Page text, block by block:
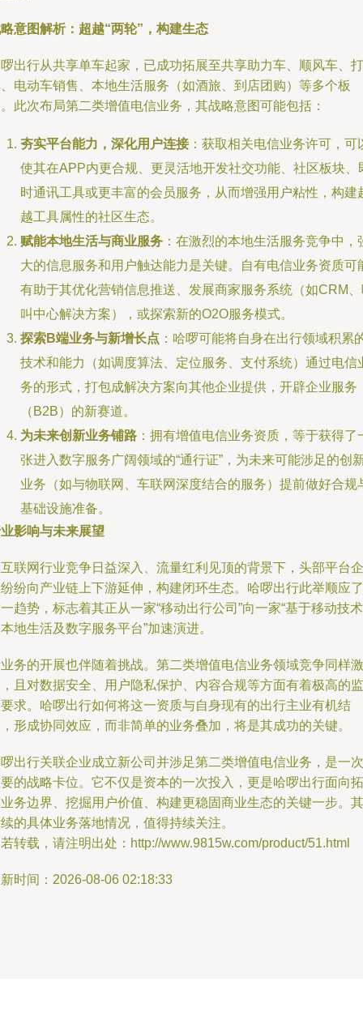
意图解析：超越“两轮”，构建生态
出行从共享单车起家，已成功拓展至共享助力车、顺风车、打
电动车销售、本地生活服务（如酒旅、到店团购）等多个板
此次布局第二类增值电信业务，其战略意图可能包括：
夯实平台能力，深化用户连接：获取相关电信业务许可，可
使其在APP内更合规、更灵活地开发社交功能、社区板块、
时通讯工具或更丰富的会员服务，从而增强用户粘性，构建
越工具属性的社区生态。
赋能本地生活与商业服务 ：在激烈的本地生活服务竞争中，
大的信息服务和用户触达能力是关键。自有电信业务资质可
有助于其优化营销信息推送、发展商家服务系统（如CRM
叫中心解决方案），或探索新的O2O服务模式。
探索B端业务与新增长点 ：哈啰可能将自身在出行领域积累
技术和能力（如调度算法、定位服务、支付系统）通过电信
务的形式，打包成解决方案向其他企业提供，开辟企业服务
（B2B）的新赛道。
为未来创新业务铺路 ：拥有增值电信业务资质，等于获得了
张进入数字服务广阔领域的“通行证”，为未来可能涉足的创
业务（如与物联网、车联网深度结合的服务）提前做好合规
基础设施准备。
影响与未来展望
联网行业竞争日益深入、流量红利见顶的背景下，头部平台企
纷向产业链上下游延伸，构建闭环生态。哈啰出行此举顺应了
趋势，标志着其正从一家“移动出行公司”向一家“基于移动技术
地生活及数字服务平台”加速演进。
务的开展也伴随着挑战。第二类增值电信业务领域竞争同样激
且对数据安全、用户隐私保护、内容合规等方面有着极高的监
求。哈啰出行如何将这一资质与自身现有的出行主业有机结
形成协同效应，而非简单的业务叠加，将是其成功的关键。
出行关联企业成立新公司并涉足第二类增值电信业务，是一次
的战略卡位。它不仅是资本的一次投入，更是哈啰出行面向拓
务边界、挖掘用户价值、构建更稳固商业生态的关键一步。其
的具体业务落地情况，值得持续关注。
转载，请注明出处：http://www.9815w.com/product/51.html
时间：2026-08-06 02:18:33